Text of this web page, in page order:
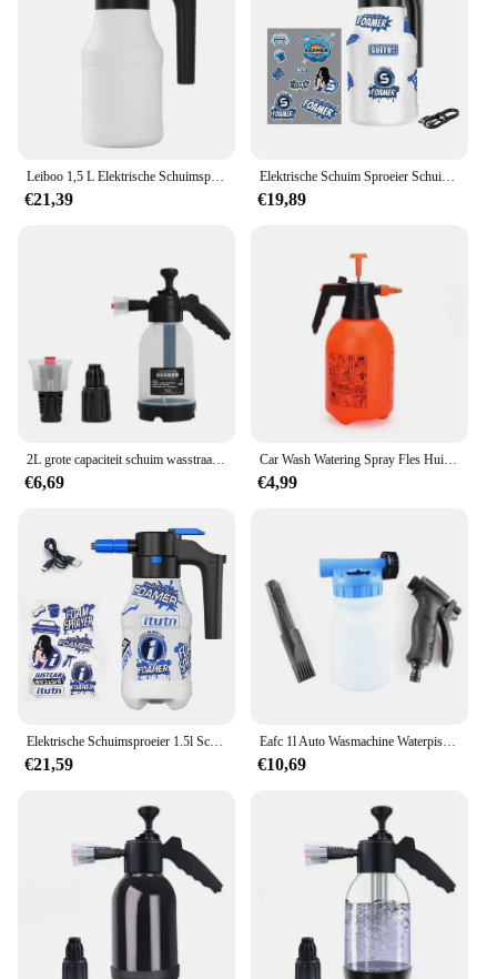
€21,39
Elektrische Schuim Sproeier Schuim Generator Voor Carwash Lithium Batterij Schuim Lance 1H Uithoudingsvermogen Auto Wassen Handdoek Schuim Wassen
€19,89
€6,69
Car Wash Watering Spray Fles Huishoudelijke Luchtdrukspuit Desinfectie Speciale Druk Schuim Spray Fles Auto Accessoires
€4,99
Elektrische Schuimsproeier 1.5l Schuim Generator Voor Carwash 2600Mah Lithium Batterij Schuim Lance Uithoudingsvermogen Auto Wassen Handdoek Schuim Wassen
€21,59
Eafc 1l Auto Wasmachine Waterpistool Verstelbare Foam Nozzle Spuiten Verwijderbare Jet Druk Auto Wasschuim Pistool Voor Auto Schoonmaken Gereedschap
€10,69